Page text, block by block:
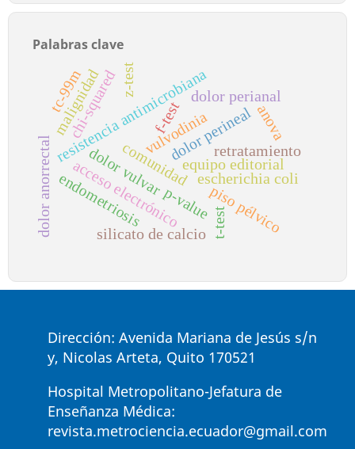
Palabras clave
equipo editorial
acceso electrónico
comunidad escherichia coli
resistencia antimicrobianadolor perineal
vulvodinia
dolor vulvar
dolor perianal
piso pélvico
dolor anorrectal retratamiento
silicato de calcio
p-value
z-test
t-test
anova
chi-squared f-test
endometriosis
malignidad
tc-99m
Dirección: Avenida Mariana de Jesús s/n
y, Nicolas Arteta, Quito 170521
Hospital Metropolitano-Jefatura de
Enseñanza Médica:
revista.metrociencia.ecuador@gmail.com